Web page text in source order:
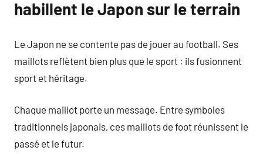
habillent le Japon sur le terrain
Le Japon ne se contente pas de jouer au football. Ses
maillots reflètent bien plus que le sport : ils fusionnent
sport et héritage.
Chaque maillot porte un message. Entre symboles
traditionnels japonais, ces maillots de foot réunissent le
passé et le futur.